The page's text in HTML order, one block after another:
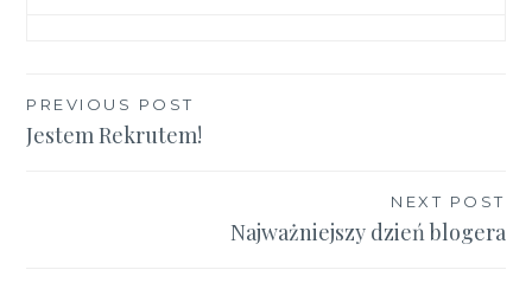
Nawigacja
wpisu
PREVIOUS POST
Jestem Rekrutem!
NEXT POST
Najważniejszy dzień blogera